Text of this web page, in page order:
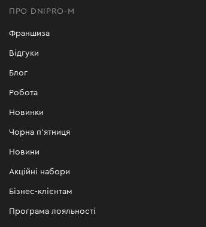
ПРО DNIPRO-M
Франшиза
Відгуки
Блог
Робота
Новинки
Чорна п'ятниця
Новини
Акційні набори
Бізнес-клієнтам
Програма лояльності